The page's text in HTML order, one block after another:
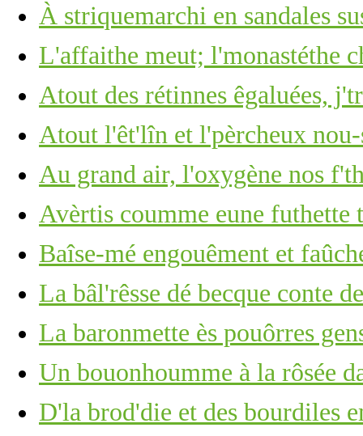
À striquemarchi en sandales
L'affaithe meut; l'monastéthe
Atout des rétinnes êgaluées,
Atout l'êt'lîn et l'pèrcheux
Au grand air, l'oxygène nos
Avèrtis coumme eune futhette
Baîse-mé engouêment et
La bâl'rêsse dé becque conte
La baronmette ès pouôrres
Un bouonhoumme à la rôsée
D'la brod'die et des bourdiles